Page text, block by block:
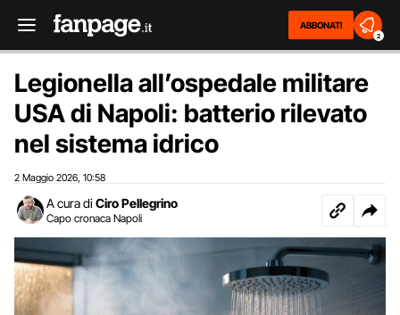
ABBONATI
2
Legionella all’ospedale militare
USA di Napoli: batterio rilevato
nel sistema idrico
2 Maggio 2026 10:58
A cura di Ciro Pellegrino
Capo cronaca Napoli